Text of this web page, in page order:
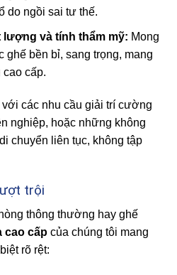
do ngồi sai tư thế.
lượng và tính thẩm mỹ: Mong
ghế bền bỉ, sang trọng, mang
cao cấp.
các nhu cầu giải trí cường
nghiệp, hoặc những không
chuyển liên tục, không tập
trội
thông thường hay ghế
cao cấp của chúng tôi mang
rõ rệt: